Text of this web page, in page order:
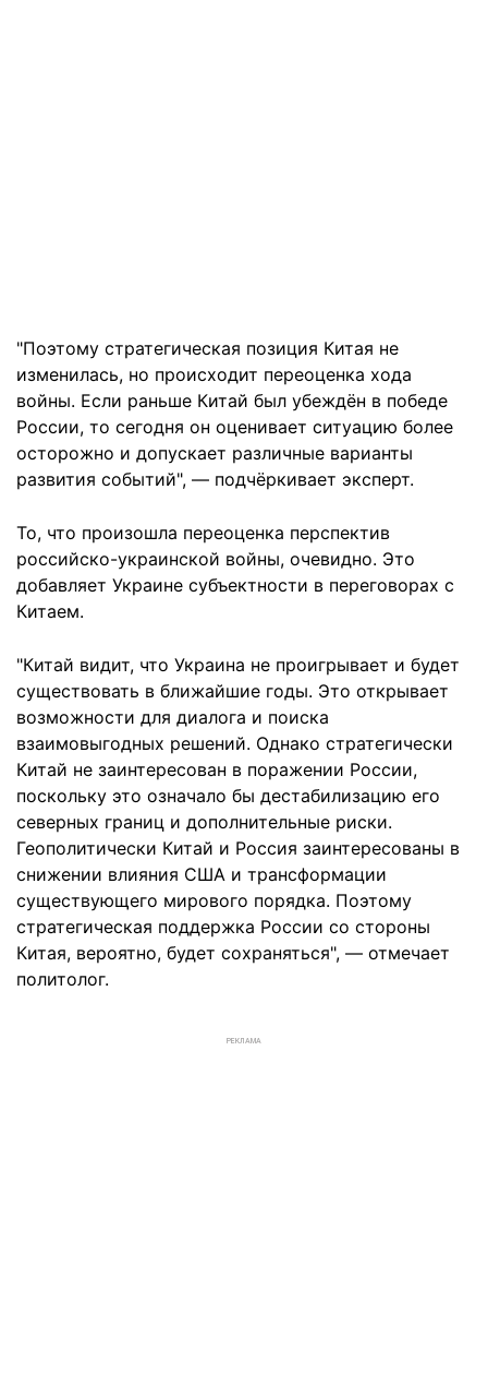
"Поэтому стратегическая позиция Китая не
изменилась, но происходит переоценка хода
войны. Если раньше Китай был убеждён в победе
России, то сегодня он оценивает ситуацию более
осторожно и допускает различные варианты
развития событий", — подчёркивает эксперт.
То, что произошла переоценка перспектив
российско-украинской войны, очевидно. Это
добавляет Украине субъектности в переговорах с
Китаем.
"Китай видит, что Украина не проигрывает и будет
существовать в ближайшие годы. Это открывает
возможности для диалога и поиска
взаимовыгодных решений. Однако стратегически
Китай не заинтересован в поражении России,
поскольку это означало бы дестабилизацию его
северных границ и дополнительные риски.
Геополитически Китай и Россия заинтересованы в
снижении влияния США и трансформации
существующего мирового порядка. Поэтому
стратегическая поддержка России со стороны
Китая, вероятно, будет сохраняться", — отмечает
политолог.
РЕКЛАМА